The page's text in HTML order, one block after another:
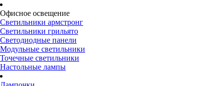
Офисное освещение
Светильники армстронг
Светильники грильято
Светодиодные панели
Модульные светильники
Точечные светильники
Настольные лампы